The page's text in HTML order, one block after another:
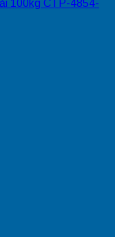
100kg CTP-4854-